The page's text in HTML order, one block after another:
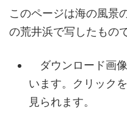
このページは海の風景
の荒井浜で写したもの
ダウンロード画
います。クリック
見られます。